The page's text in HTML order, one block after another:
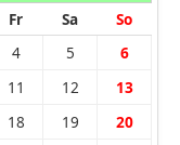
Fr Sa So
4 5 6
11 12 13
18 19 20